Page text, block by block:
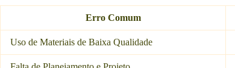
Erro Comum
Uso de Materiais de Baixa Qualidade